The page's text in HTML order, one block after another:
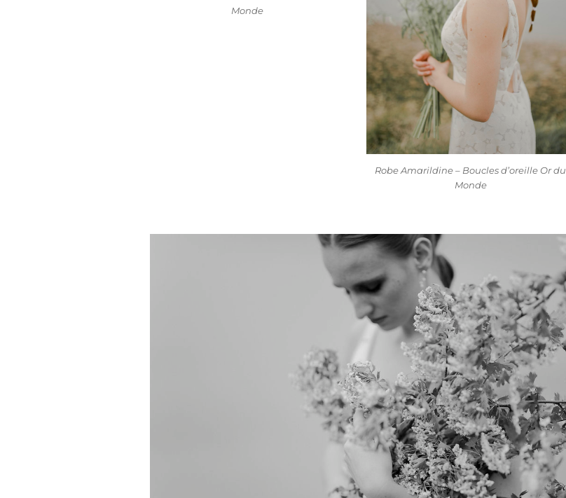
Monde
Robe Amarildine – Boucles d’oreille Or du
Monde